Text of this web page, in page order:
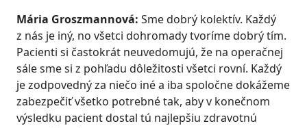
Mária Groszmannová: Sme dobrý kolektív. Každý
z nás je iný, no všetci dohromady tvoríme dobrý tím.
Pacienti si častokrát neuvedomujú, že na operačnej
sále sme si z pohľadu dôležitosti všetci rovní. Každý
je zodpovedný za niečo iné a iba spoločne dokážeme
zabezpečiť všetko potrebné tak, aby v konečnom
výsledku pacient dostal tú najlepšiu zdravotnú